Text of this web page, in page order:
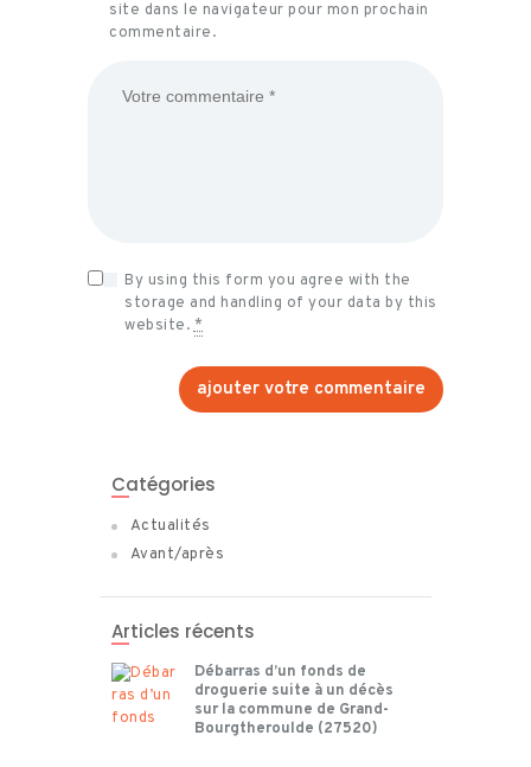
site dans le navigateur pour mon prochain
commentaire.
By using this form you agree with the
storage and handling of your data by this
website.*
Catégories
Actualités
Avant/après
Articles récents
Débarras d’un fonds de
droguerie suite à un décès
sur la commune de Grand-
Bourgtheroulde (27520)